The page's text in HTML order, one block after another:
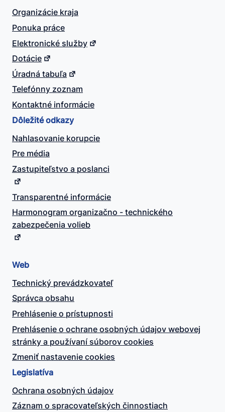
Organizácie kraja
Ponuka práce
Elektronické služby
Dotácie
Úradná tabuľa
Telefónny zoznam
Kontaktné informácie
Dôležité odkazy
Nahlasovanie korupcie
Pre média
Zastupiteľstvo a poslanci
Transparentné informácie
Harmonogram organizačno - technického
zabezpečenia volieb
Web
Technický prevádzkovateľ
Správca obsahu
Prehlásenie o prístupnosti
Prehlásenie o ochrane osobných údajov webovej
stránky a používaní súborov cookies
Zmeniť nastavenie cookies
Legislatíva
Ochrana osobných údajov
Záznam o spracovateľských činnostiach